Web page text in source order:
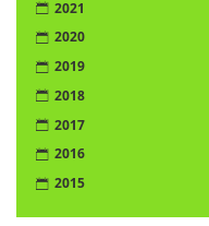
2021
2020
2019
2018
2017
2016
2015